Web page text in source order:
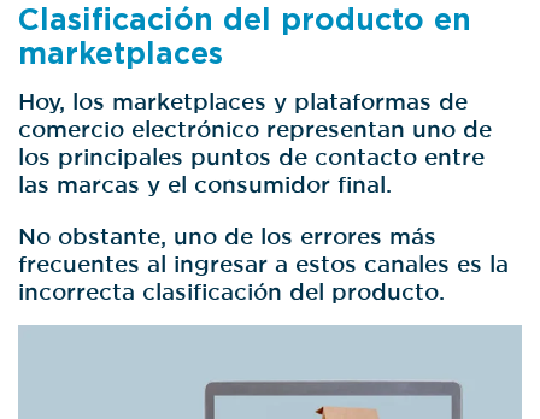
Clasificación del producto en
marketplaces
Hoy, los marketplaces y plataformas de
comercio electrónico representan uno de
los principales puntos de contacto entre
las marcas y el consumidor final.
No obstante, uno de los errores más
frecuentes al ingresar a estos canales es la
incorrecta clasificación del producto.